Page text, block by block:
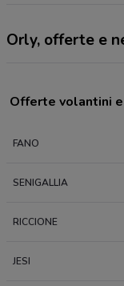
Orly, offerte e
Offerte volantini
FANO
SENIGALLIA
RICCIONE
JESI